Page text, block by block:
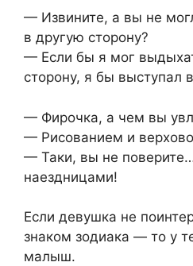
— Извините, а вы не
в другую сторону?
— Если бы я мог
сторону, я бы выступал
— Фирочка, а чем вы
— Рисованием и
— Таки, вы не
наездницами!
Если девушка не
знаком зодиака — то у
малыш.